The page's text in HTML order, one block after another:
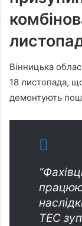
Вінницька
18 листопада,
демонтують
ТЕС